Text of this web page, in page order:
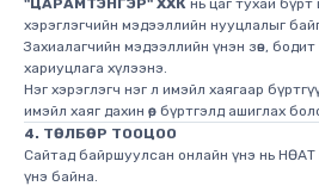
хэрэглэгчийн мэдээллийн нууцлалыг
Захиалагчийн мэдээллийн үнэн зөв,
хариуцлага хүлээнэ.
Нэг хэрэглэгч нэг л имэйл хаягаар
имэйл хаяг дахин өөр бүртгэлд ашиглах
4. ТӨЛБӨР ТООЦОО
Сайтад байршуулсан онлайн үнэ нь
үнэ байна.